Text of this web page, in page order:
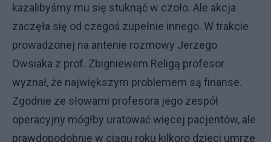
kazalibyśmy mu się stuknąć w czoło. Ale akcja
zaczęła się od czegoś zupełnie innego. W trakcie
prowadzonej na antenie rozmowy Jerzego
Owsiaka z prof. Zbigniewem Religą profesor
wyznał, że największym problemem są finanse.
Zgodnie ze słowami profesora jego zespół
operacyjny mógłby uratować więcej pacjentów, ale
prawdopodobnie w ciągu roku kilkoro dzieci umrze